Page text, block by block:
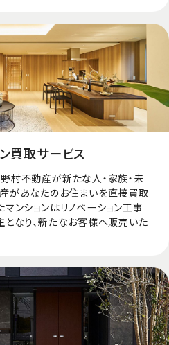
買取サービス
村不動産が新たな人・家族・未
があなたのお住まいを直接買取
ンションはリノベーション⼯事
なり、新たなお客様へ販売いた